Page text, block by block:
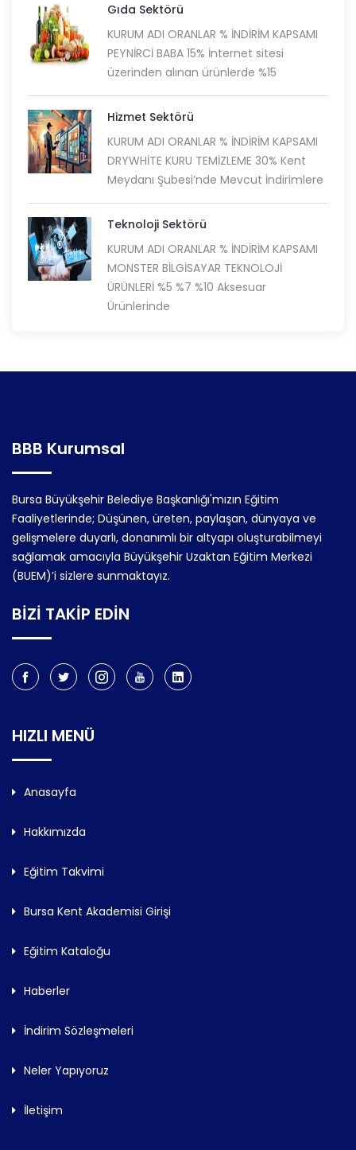
Gıda Sektörü
KURUM ADI ORANLAR % İNDİRİM KAPSAMI
PEYNİRCİ BABA 15% İnternet sitesi
üzerinden alınan ürünlerde %15
Hizmet Sektörü
KURUM ADI ORANLAR % İNDİRİM KAPSAMI
DRYWHİTE KURU TEMİZLEME 30% Kent
Meydanı Şubesi’nde Mevcut İndirimlere
Teknoloji Sektörü
KURUM ADI ORANLAR % İNDİRİM KAPSAMI
MONSTER BİLGİSAYAR TEKNOLOJİ
ÜRÜNLERİ %5 %7 %10 Aksesuar
Ürünlerinde
BBB Kurumsal
Bursa Büyükşehir Belediye Başkanlığı'mızın Eğitim
Faaliyetlerinde; Düşünen, üreten, paylaşan, dünyaya ve
gelişmelere duyarlı, donanımlı bir altyapı oluşturabilmeyi
sağlamak amacıyla Büyükşehir Uzaktan Eğitim Merkezi
(BUEM)’i sizlere sunmaktayız.
BİZİ TAKİP EDİN
HIZLI MENÜ
Anasayfa
Hakkımızda
Eğitim Takvimi
Bursa Kent Akademisi Girişi
Eğitim Kataloğu
Haberler
İndirim Sözleşmeleri
Neler Yapıyoruz
İletişim